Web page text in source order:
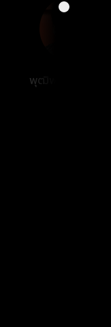
พุฒิพงศ์ อัสสรัตน